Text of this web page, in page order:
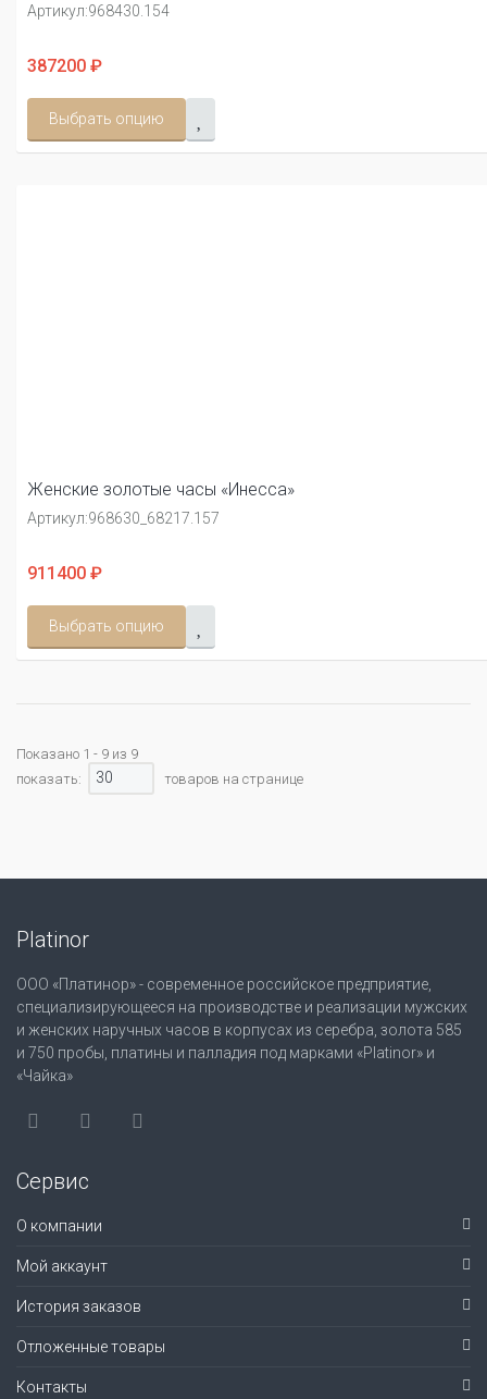
Артикул:968430.154
387200 ₽
Выбрать опцию
Женские золотые часы «Инесса»
Артикул:968630_68217.157
911400 ₽
Выбрать опцию
Показано 1 - 9 из 9
показать:
30 товаров на странице
Platinor
ООО «Платинор» - современное российское предприятие,
специализирующееся на производстве и реализации мужских
и женских наручных часов в корпусах из серебра, золота 585
и 750 пробы, платины и палладия под марками «Platinor» и
«Чайка»
Сервис
О компании
Мой аккаунт
История заказов
Отложенные товары
Контакты